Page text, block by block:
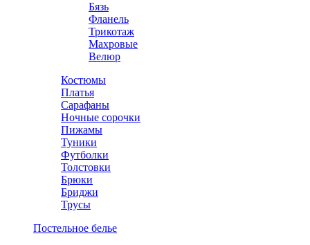
Бязь
Фланель
Трикотаж
Махровые
Велюр
Костюмы
Платья
Сарафаны
Ночные сорочки
Пижамы
Туники
Футболки
Толстовки
Брюки
Бриджи
Трусы
Постельное белье